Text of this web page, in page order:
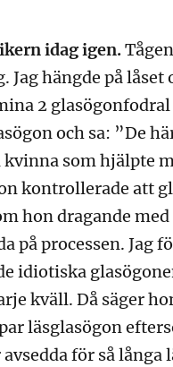
idag igen.
hängde på låset
2
och sa: ”De
som hjälpte
kontrollerade att
hon dragande
på processen. Jag
idiotiska
kväll. Då säger
läsglasögon
för så långa